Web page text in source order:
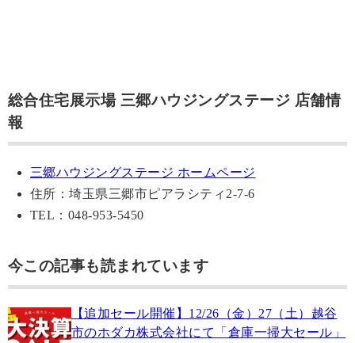
総合住宅展示場 三郷ハウジングステージ 店舗情
報
三郷ハウジングステージ ホームページ
住所：埼玉県三郷市ピアラシティ2-7-6
TEL：048-953-5450
今この記事も読まれています
【追加セール開催】12/26（金）27（土）越谷
市のホダカ株式会社にて「倉庫一掃大セール」